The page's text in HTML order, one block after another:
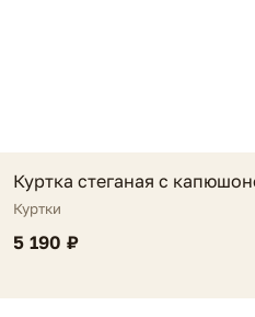
Куртка стеганая с
Куртки
5 190 ₽